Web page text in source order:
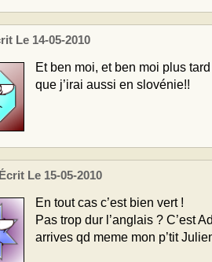
Le 14-05-2010
Et ben moi, et ben moi plus
que j’irai aussi en slovénie!!
Écrit Le 15-05-2010
En tout cas c’est bien vert !
Pas trop dur l’anglais ? C’est
arrives qd meme mon p’tit